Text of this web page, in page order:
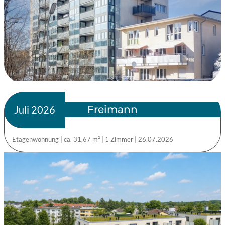
verkauft
Juli 2026 Freimann
Etagenwohnung |ca. 31,67 m² 1 Zimmer 26.07.2026